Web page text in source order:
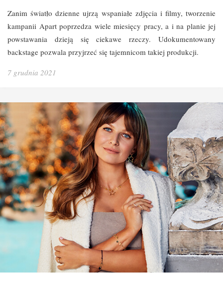
Zanim światło dzienne ujrzą wspaniałe zdjęcia i filmy, tworzenie
kampanii Apart poprzedza wiele miesięcy pracy, a i na planie jej
powstawania dzieją się ciekawe rzeczy. Udokumentowany
backstage pozwala przyjrzeć się tajemnicom takiej produkcji.
7 grudnia 2021